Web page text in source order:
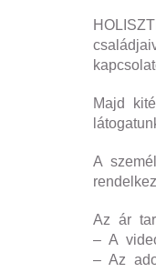
Majd
A
Az ár
– A
– Az